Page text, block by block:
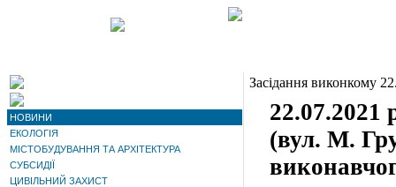
НОВИНИ
ЕКОЛОГІЯ
МІСТОБУДУВАННЯ ТА АРХІТЕКТУРА
СУБСИДІЇ
ЦИВІЛЬНИЙ ЗАХИСТ
Засідання виконкому
22.07.2021
(вул. М.